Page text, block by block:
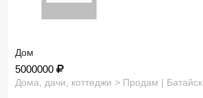
Дом
5000000
Дома, дачи, коттеджи > Продам | Батайск